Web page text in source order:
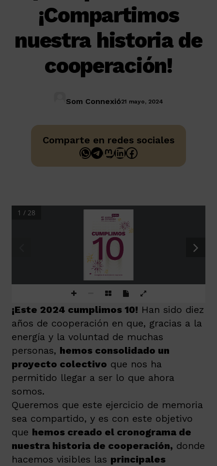
¡Compartimos
nuestra historia de
cooperación!
Som Connexió21 mayo, 2024
Comparte en redes sociales
WhatsApp
Telegram
Mastodon
LinkedIn
Facebook
CUMPLIMOS
CUMPLIMOS
CUMPLIMOS
10
10
10
10
10
10
10
Cronograma de una historia de cooperación
10
CUMPLIMOS
CUMPLIMOS
CUMPLIMOS
CUMPLIMOS
1 / 28
¡Este 2024 cumplimos 10! Han sido diez
años de cooperación en que, gracias a la
energía y la voluntad de muchas
personas, hemos consolidado un
proyecto colectivo que nos ha
permitido llegar a ser lo que ahora
somos.
Queremos que este ejercicio de memoria
sea compartido, y es con este objetivo
que hemos creado el cronograma de
nuestra historia de cooperación, donde
hacemos visibles las principales